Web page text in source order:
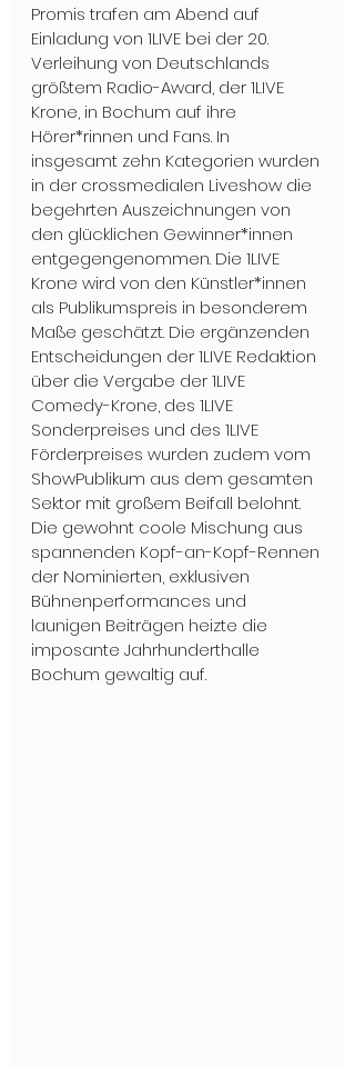
Promis trafen am Abend auf
Einladung von 1LIVE bei der 20.
Verleihung von Deutschlands
größtem Radio-Award, der 1LIVE
Krone, in Bochum auf ihre
Hörer*rinnen und Fans. In
insgesamt zehn Kategorien wurden
in der crossmedialen Liveshow die
begehrten Auszeichnungen von
den glücklichen Gewinner*innen
entgegengenommen. Die 1LIVE
Krone wird von den Künstler*innen
als Publikumspreis in besonderem
Maße geschätzt. Die ergänzenden
Entscheidungen der 1LIVE Redaktion
über die Vergabe der 1LIVE
Comedy-Krone, des 1LIVE
Sonderpreises und des 1LIVE
Förderpreises wurden zudem vom
ShowPublikum aus dem gesamten
Sektor mit großem Beifall belohnt.
Die gewohnt coole Mischung aus
spannenden Kopf-an-Kopf-Rennen
der Nominierten, exklusiven
Bühnenperformances und
launigen Beiträgen heizte die
imposante Jahrhunderthalle
Bochum gewaltig auf.